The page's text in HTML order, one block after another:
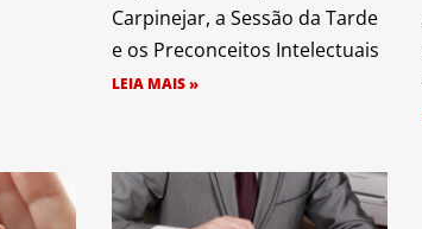
Carpinejar, a Sessão da Tarde
e os Preconceitos Intelectuais
LEIA MAIS »